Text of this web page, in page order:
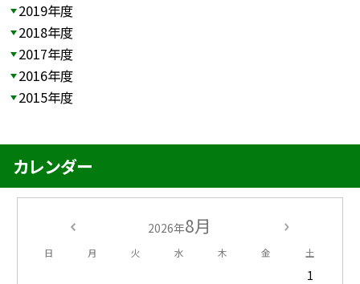
2019年度
2018年度
2017年度
2016年度
2015年度
カレンダー
2026年8月
日 月 火 水 木 金 土
1